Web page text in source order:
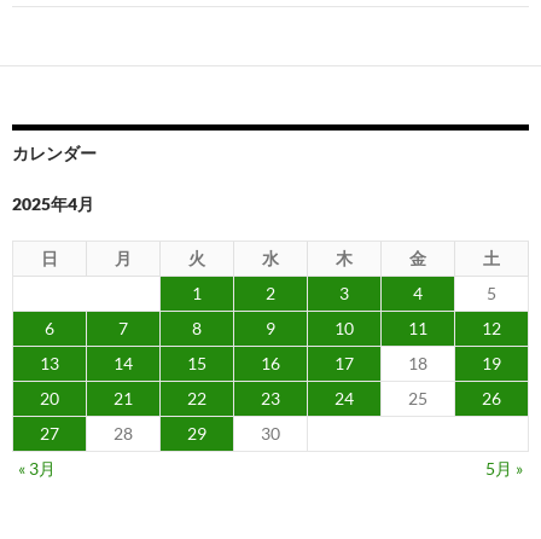
ゲ
ー
ョ
ン
カレンダー
2025年4月
日 月 火 水 木 金
土
1
2 3 4
5
6
7 8 9 10 11
12
13
14 15 16 17 18
19
20
21 22 23 24 25
26
27
28 29
30
« 3月
5月 »